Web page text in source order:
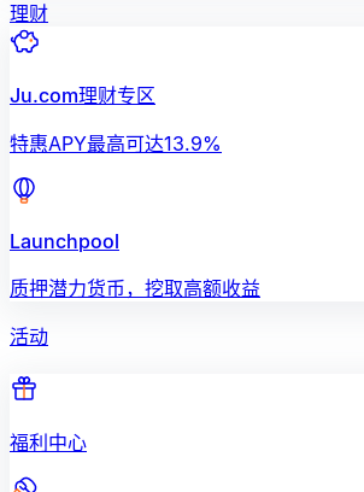
理财
Ju.com理财专区
特惠APY最高可达13.9%
Launchpool
质押潜力货币，挖取高额收益
活动
福利中心